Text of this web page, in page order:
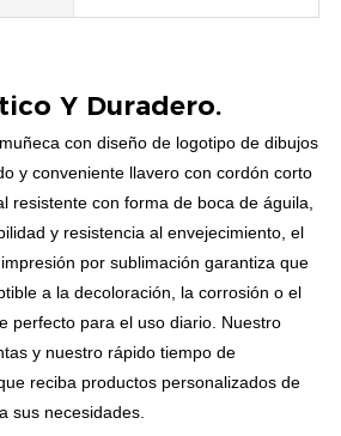
Y Duradero.
con diseño de logotipo de dibujos
y conveniente llavero con cordón corto
resistente con forma de boca de águila,
y resistencia al envejecimiento, el
por sublimación garantiza que
a la decoloración, la corrosión o el
perfecto para el uso diario. Nuestro
y nuestro rápido tiempo de
reciba productos personalizados de
sus necesidades.